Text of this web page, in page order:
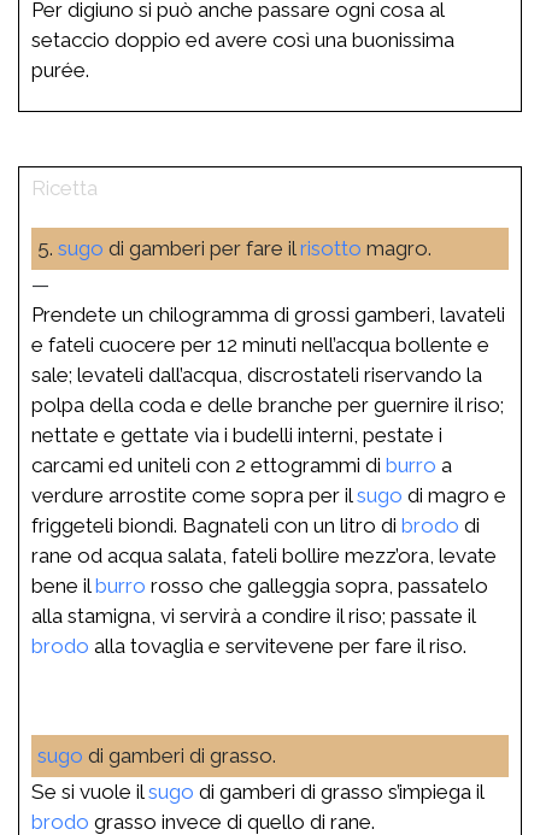
Per digiuno si può anche passare ogni cosa al
setaccio doppio ed avere così una buonissima
purée.
5. sugo di gamberi per fare il risotto magro.
—
Prendete un chilogramma di grossi gamberi, lavateli
e fateli cuocere per 12 minuti nell’acqua bollente e
sale; levateli dall’acqua, discrostateli riservando la
polpa della coda e delle branche per guernire il riso;
nettate e gettate via i budelli interni, pestate i
carcami ed uniteli con 2 ettogrammi di burro a
verdure arrostite come sopra per ilsugo di magro e
friggeteli biondi. Bagnateli con un litro di brodo di
rane od acqua salata, fateli bollire mezz’ora, levate
bene ilburro rosso che galleggia sopra, passatelo
alla stamigna, vi servirà a condire il riso; passate il
brodo alla tovaglia e servitevene per fare il riso.
sugo di gamberi di grasso.
Se si vuole ilsugo di gamberi di grasso s’impiega il
brodo grasso invece di quello di rane.